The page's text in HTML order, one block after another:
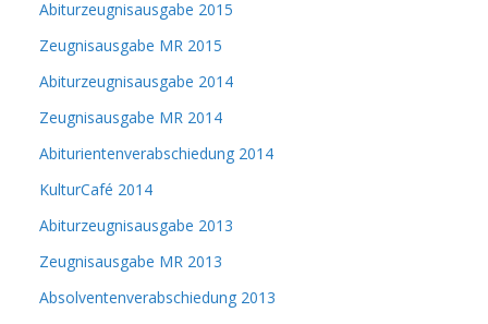
Abiturzeugnisausgabe 2015
Zeugnisausgabe MR 2015
Abiturzeugnisausgabe 2014
Zeugnisausgabe MR 2014
Abiturientenverabschiedung 2014
KulturCafé 2014
Abiturzeugnisausgabe 2013
Zeugnisausgabe MR 2013
Absolventenverabschiedung 2013